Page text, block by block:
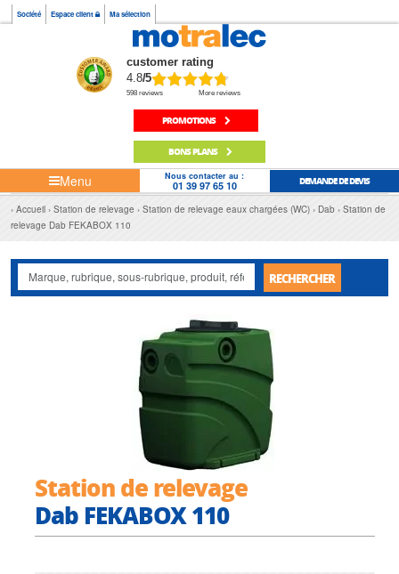
Société Espace client Ma sélection
customer rating
4.8/5
598 reviews More reviews
PROMOTIONS
BONS PLANS
Menu Nous contacter au :
01 39 97 65 10 DEMANDE DE DEVIS
Accueil Station de relevage Station de relevage eaux chargées (WC) Dab
Station de
relevage Dab FEKABOX 110
RECHERCHER
Station de relevage
Dab FEKABOX 110